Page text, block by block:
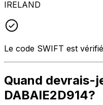
IRELAND
Le code SWIFT est
Quand devrais-
DABAIE2D914?